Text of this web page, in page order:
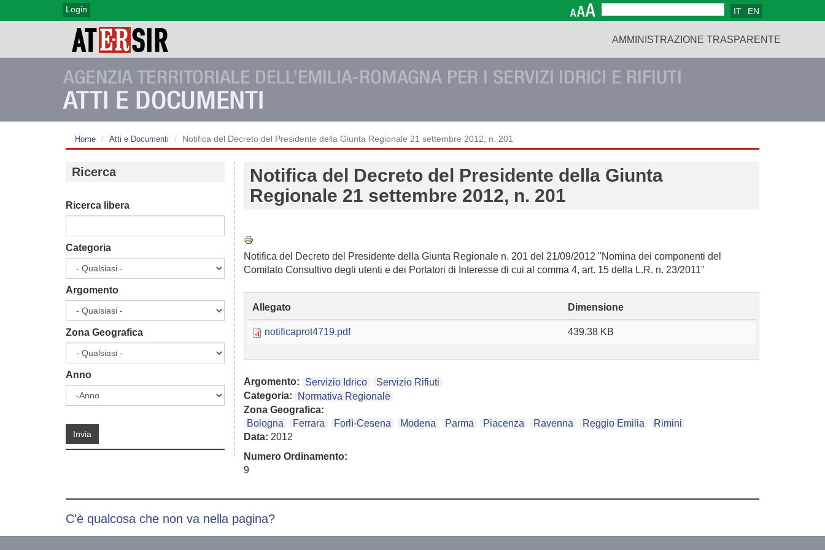
Login
Form di ricerca
IT EN
AMMINISTRAZIONE TRASPARENTE
Home Atti e Documenti Notifica del Decreto del Presidente della Giunta Regionale 21 settembre 2012, n. 201
Ricerca
Ricerca libera
Categoria
Argomento
Zona Geografica
Anno
Invia
Notifica del Decreto del Presidente della Giunta
Regionale 21 settembre 2012, n. 201
Notifica del Decreto del Presidente della Giunta Regionale n. 201 del 21/09/2012 "Nomina dei componenti del
Comitato Consultivo degli utenti e dei Portatori di Interesse di cui al comma 4, art. 15 della L.R. n. 23/2011"
Allegato Dimensione
notificaprot4719.pdf 439.38 KB
Argomento: Servizio Idrico
Servizio Rifiuti
Categoria:
Normativa Regionale
Zona Geografica:
Bologna
Ferrara Forlì-Cesena Modena Parma Piacenza Ravenna Reggio Emilia
Rimini
Data: 2012
Numero Ordinamento:
9
C'è qualcosa che non va nella pagina?